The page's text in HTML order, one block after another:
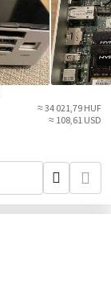
≈ 34 021,79 HUF
≈ 108,61 USD